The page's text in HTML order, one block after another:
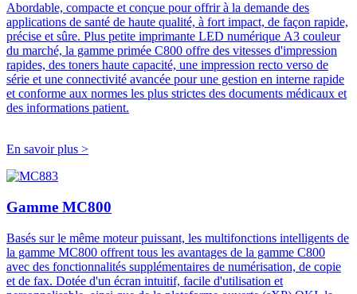
Abordable, compacte et conçue pour offrir à la demande des
applications de santé de haute qualité, à fort impact, de façon rapide,
précise et sûre. Plus petite imprimante LED numérique A3 couleur
du marché, la gamme primée C800 offre des vitesses d'impression
rapides, des toners haute capacité, une impression recto verso de
série et une connectivité avancée pour une gestion en interne rapide
et conforme aux normes les plus strictes des documents médicaux et
des informations patient.
En savoir plus >
Gamme MC800
Basés sur le même moteur puissant, les multifonctions intelligents de
la gamme MC800 offrent tous les avantages de la gamme C800
avec des fonctionnalités supplémentaires de numérisation, de copie
et de fax. Dotée d'un écran intuitif, facile d'utilisation et